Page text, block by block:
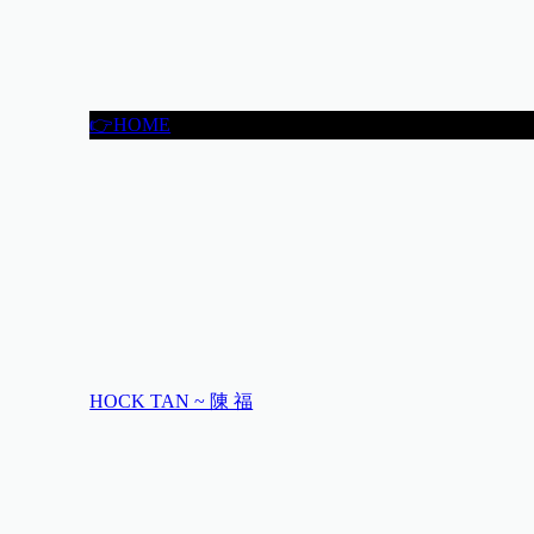
👉HOME
HOCK TAN ~ 陳 福